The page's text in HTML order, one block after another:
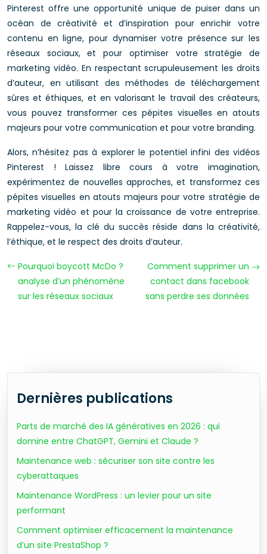
Pinterest offre une opportunité unique de puiser dans un
océan de créativité et d’inspiration pour enrichir votre
contenu en ligne, pour dynamiser votre présence sur les
réseaux sociaux, et pour optimiser votre stratégie de
marketing vidéo. En respectant scrupuleusement les droits
d’auteur, en utilisant des méthodes de téléchargement
sûres et éthiques, et en valorisant le travail des créateurs,
vous pouvez transformer ces pépites visuelles en atouts
majeurs pour votre communication et pour votre branding.
Alors, n’hésitez pas à explorer le potentiel infini des vidéos
Pinterest ! Laissez libre cours à votre imagination,
expérimentez de nouvelles approches, et transformez ces
pépites visuelles en atouts majeurs pour votre stratégie de
marketing vidéo et pour la croissance de votre entreprise.
Rappelez-vous, la clé du succès réside dans la créativité,
l’éthique, et le respect des droits d’auteur.
Pourquoi boycott McDo ?
analyse d’un phénomène
sur les réseaux sociaux
Comment supprimer un
contact dans facebook
sans perdre ses données
Dernières publications
Parts de marché des IA génératives en 2026 : qui
domine entre ChatGPT, Gemini et Claude ?
Maintenance web : sécuriser son site contre les
cyberattaques
Maintenance WordPress : un levier pour un site
performant
Comment optimiser efficacement la maintenance
d’un site PrestaShop ?